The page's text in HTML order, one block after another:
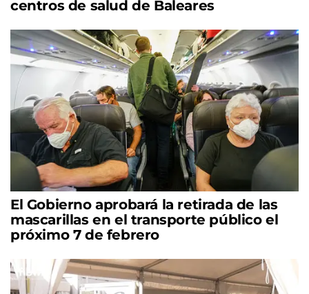
centros de salud de Baleares
El Gobierno aprobará la retirada de las
mascarillas en el transporte público el
próximo 7 de febrero